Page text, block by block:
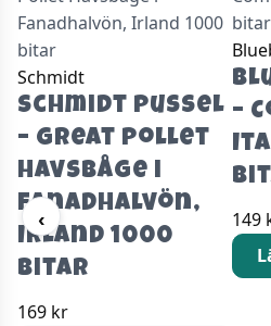
‹
Schmidt
Schmidt Pussel
– Great Pollet
Havsbåge i
Fanadhalvön,
Irland 1000
bitar
169 kr
–
149